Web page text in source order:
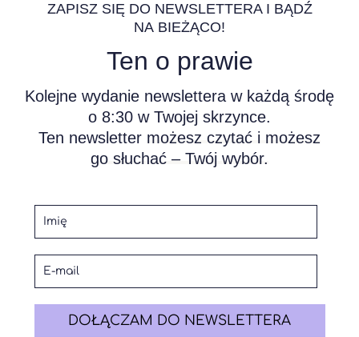
ZAPISZ SIĘ DO NEWSLETTERA I BĄDŹ
NA BIEŻĄCO!
Ten o prawie
Kolejne wydanie newslettera w każdą środę
o 8:30 w Twojej skrzynce.
Ten newsletter możesz czytać i możesz
go słuchać – Twój wybór.
DOŁĄCZAM DO NEWSLETTERA